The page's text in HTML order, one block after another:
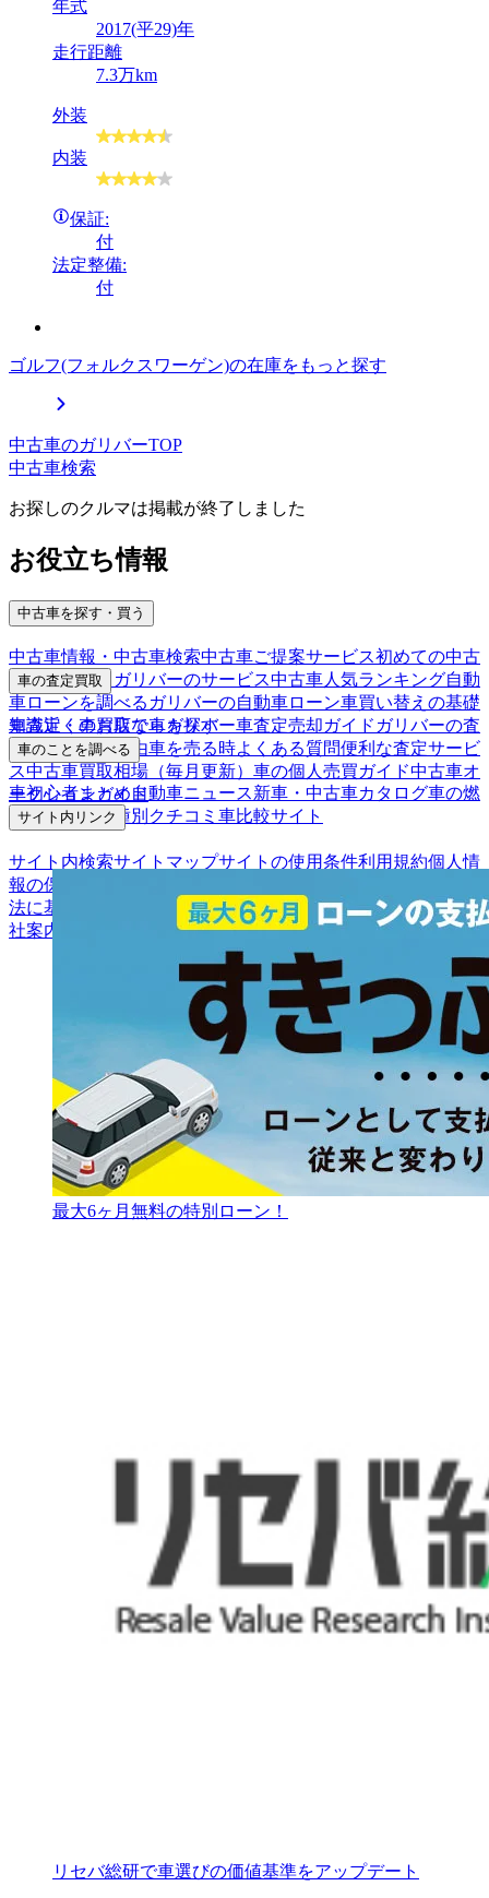
年式
2017(平29)年
走行距離
7.3万km
外装
内装
保証:
付
法定整備:
付
ゴルフ(フォルクスワーゲン)の在庫をもっと探す
中古車のガリバーTOP
中古車検索
お探しのクルマは掲載が終了しました
お役立ち情報
中古車を探す・買う
中古車情報・中古車検索中古車ご提案サービス初めての中古
車購入ガイド
ガリバーのサービス中古車人気ランキング自動
車ローンを調べる ガリバーの自動車ローン車買い替えの基礎
知識近くのお店で車を探す
車の査定買取
車査定・車買取ならガリバー車査定売却ガイド ガリバーの査
定が選ばれる理由車を売る時よくある質問便利な査定サービ
ス中古車買取相場（毎月更新） 車の個人売買ガイド中古車オ
ークションガイド
車のことを調べる
車初心者まとめ自動車ニュース新車・中古車カタログ車の燃
費を調べる車種別クチコミ 車比較サイト
サイト内リンク
サイト内検索サイトマップサイトの使用条件利用規約個人情
報の保護について
法に基づく表示
アフィリエイトパートナー募集お客様の声会
社案内
最大6ヶ月無料の特別ローン！
リセバ総研で車選びの価値基準をアップデート